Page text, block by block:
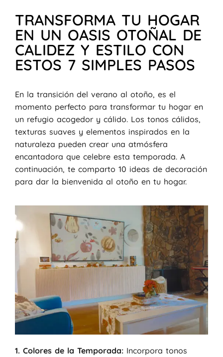
TRANSFORMA TU HOGAR
EN UN OASIS OTOÑAL DE
CALIDEZ Y ESTILO CON
ESTOS 7 SIMPLES PASOS
En la transición del verano al otoño, es el
momento perfecto para transformar tu hogar en
un refugio acogedor y cálido. Los tonos cálidos,
texturas suaves y elementos inspirados en la
naturaleza pueden crear una atmósfera
encantadora que celebre esta temporada. A
continuación, te comparto 10 ideas de decoración
para dar la bienvenida al otoño en tu hogar.
1. Colores de la Temporada: Incorpora tonos